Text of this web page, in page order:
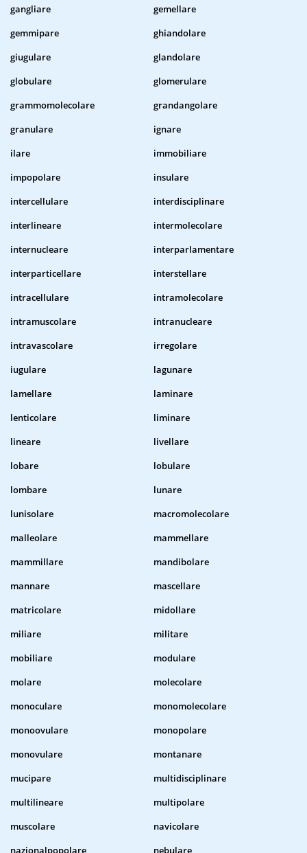
gangliare
gemellare
gemmipare
ghiandolare
giugulare
glandolare
globulare
glomerulare
grammomolecolare
grandangolare
granulare
ignare
ilare
immobiliare
impopolare
insulare
intercellulare
interdisciplinare
interlineare
intermolecolare
internucleare
interparlamentare
interparticellare
interstellare
intracellulare
intramolecolare
intramuscolare
intranucleare
intravascolare
irregolare
iugulare
lagunare
lamellare
laminare
lenticolare
liminare
lineare
livellare
lobare
lobulare
lombare
lunare
lunisolare
macromolecolare
malleolare
mammellare
mammillare
mandibolare
mannare
mascellare
matricolare
midollare
miliare
militare
mobiliare
modulare
molare
molecolare
monoculare
monomolecolare
monoovulare
monopolare
monovulare
montanare
mucipare
multidisciplinare
multilineare
multipolare
muscolare
navicolare
nazionalpopolare
nebulare